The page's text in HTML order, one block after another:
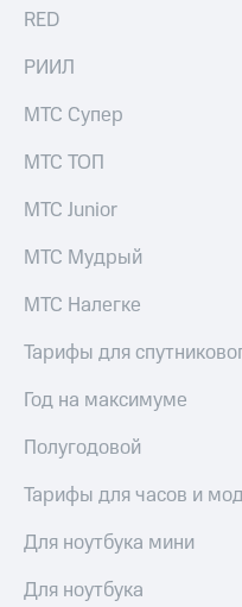
RED
РИИЛ
МТС Супер
МТС ТОП
МТС Junior
МТС Мудрый
МТС Налегке
Тарифы для
Год на максимуме
Полугодовой
Тарифы для часов и
Для ноутбука мини
Для ноутбука